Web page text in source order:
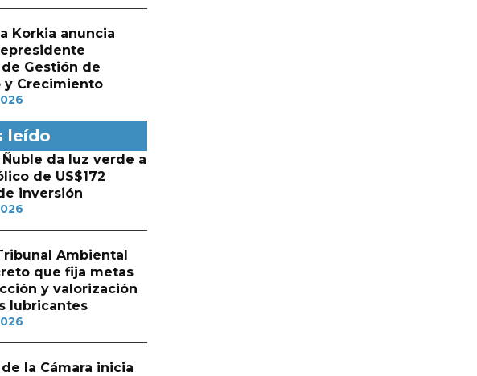
Korkia anuncia
Gestión de
y Crecimiento
leído
da luz verde a
de US$172
inversión
Ambiental
que fija metas
y valorización
lubricantes
la Cámara inicia